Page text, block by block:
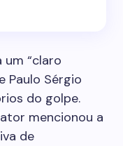
“claro
Paulo Sérgio
do golpe.
mencionou a
de